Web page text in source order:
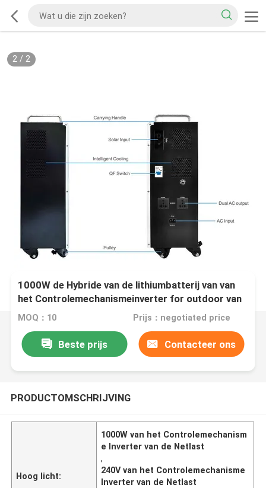
2/ 2
1000W de Hybride van de lithiumbatterij van van
het Controlemechanismeinverter for outdoor van
de Netlast het Kamperen 110V-240V
MOQ：10 Prijs：negotiated price
Beste prijs Contacteer ons
PRODUCTOMSCHRIJVING
Hoog licht:
1000W van het Controlemechanism
e Inverter van de Netlast
,
240V van het Controlemechanisme
Inverter van de Netlast